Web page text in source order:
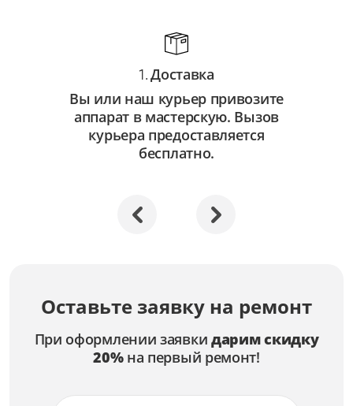
1.Доставка
Вы или наш курьер привозите
аппарат в мастерскую. Вызов
курьера предоставляется
бесплатно.
Оставьте заявку на ремонт
При оформлении заявки дарим скидку
20%на первый ремонт!